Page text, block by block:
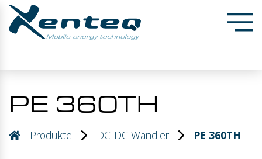
PE 360TH
Produkte DC-DC Wandler PE 360TH